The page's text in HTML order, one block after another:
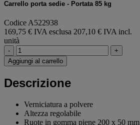
Carrello porta sedie - Portata 85 kg
Codice A522938
169,75 € IVA esclusa 207,10 € IVA incl.
unità
-
+
Aggiungi al carrello
Descrizione
Verniciatura a polvere
Altezza regolabile
Ruote in gomma piene 200 x 50 mm